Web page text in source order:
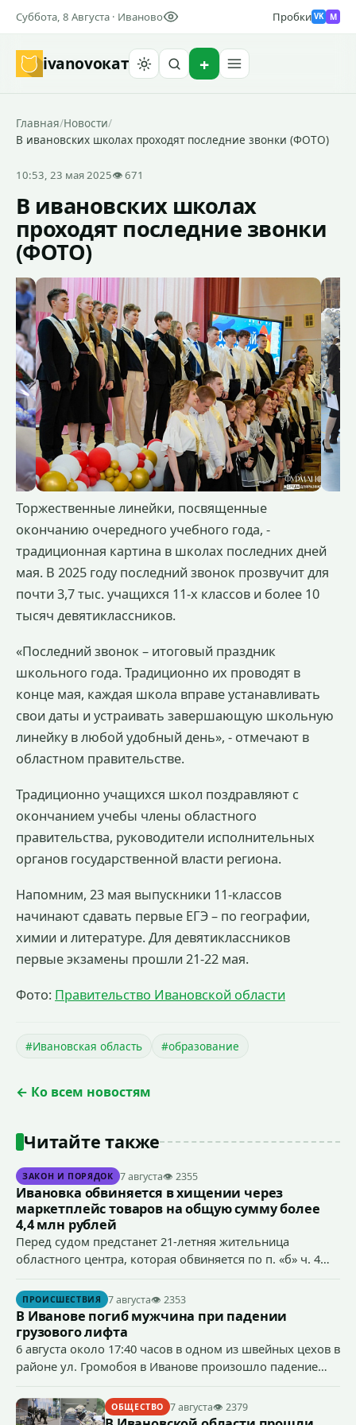
Суббота, 8 Августа · Иваново Пробки VK M
ivanovoкат
Главная/Новости/
В ивановских школах проходят последние звонки (ФОТО)
10:53, 23 мая 2025👁 671
В ивановских школах
проходят последние звонки
(ФОТО)
Торжественные линейки, посвященные
окончанию очередного учебного года, -
традиционная картина в школах последних дней
мая. В 2025 году последний звонок прозвучит для
почти 3,7 тыс. учащихся 11-х классов и более 10
тысяч девятиклассников.
«Последний звонок – итоговый праздник
школьного года. Традиционно их проводят в
конце мая, каждая школа вправе устанавливать
свои даты и устраивать завершающую школьную
линейку в любой удобный день», - отмечают в
областном правительстве.
Традиционно учащихся школ поздравляют с
окончанием учебы члены областного
правительства, руководители исполнительных
органов государственной власти региона.
Напомним, 23 мая выпускники 11-классов
начинают сдавать первые ЕГЭ – по географии,
химии и литературе. Для девятиклассников
первые экзамены прошли 21-22 мая.
Фото: Правительство Ивановской области
#Ивановская область #образование
← Ко всем новостям
Читайте также
ЗАКОН И ПОРЯДОК 7 августа👁 2355
Ивановка обвиняется в хищении через
маркетплейс товаров на общую сумму более
4,4 млн рублей
Перед судом предстанет 21-летняя жительница
областного центра, которая обвиняется по п. «б» ч. 4
сумму более 4,4 млн рублей через маркетплейс.
ПРОИСШЕСТВИЯ 7 августа👁 2353
В Иванове погиб мужчина при падении
грузового лифта
6 августа около 17:40 часов в одном из швейных цехов в
районе ул. Громобоя в Иванове произошло падение
ОБЩЕСТВО 7 августа👁 2379